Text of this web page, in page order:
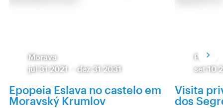
Morava
jul 31 2021
-dez 31 2031
Epopeia Eslava no castelo em
Moravský Krumlov
Praga
set 10
Visita
dos